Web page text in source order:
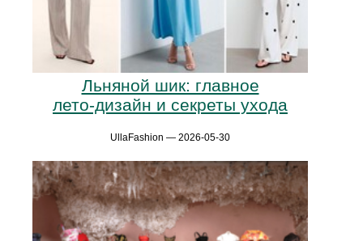
Льняной шик: главное
лето‑дизайн и секреты ухода
UllaFashion — 2026-05-30